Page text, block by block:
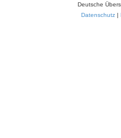
Deutsche
Datenschutz |